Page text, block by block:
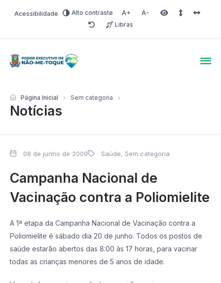
Acessibilidade Alto contraste Aumentar fonte
Diminuir fonteÁrea selecionada
Espaço
RedefinirLibras
Notícias
Página Inicial Sem categoria
08 de junho de 2009 Saúde, Sem categoria
Campanha Nacional de
Vacinação contra a Poliomielite
A 1ª etapa da Campanha Nacional de Vacinação contra a
Poliomielite é sábado dia 20 de junho. Todos os postos de
saúde estarão abertos das 8:00 às 17 horas, para vacinar
todas as crianças menores de 5 anos de idade.